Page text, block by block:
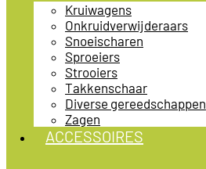
Kruiwagens
Onkruidverwijderaars
Snoeischaren
Sproeiers
Strooiers
Takkenschaar
Diverse gereedschappen
Zagen
ACCESSOIRES